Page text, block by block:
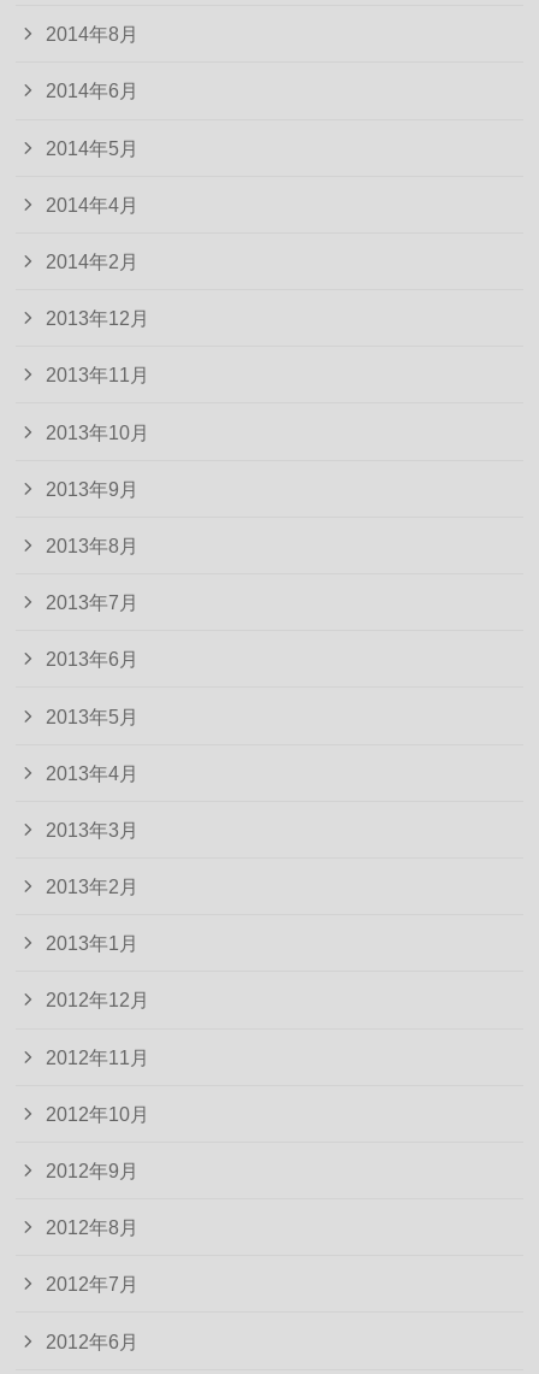
2014年8月
2014年6月
2014年5月
2014年4月
2014年2月
2013年12月
2013年11月
2013年10月
2013年9月
2013年8月
2013年7月
2013年6月
2013年5月
2013年4月
2013年3月
2013年2月
2013年1月
2012年12月
2012年11月
2012年10月
2012年9月
2012年8月
2012年7月
2012年6月